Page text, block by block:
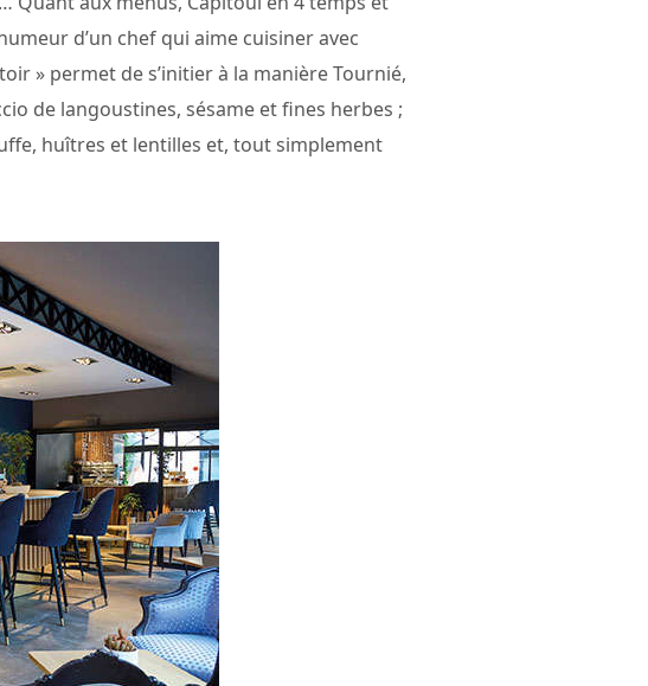
d’un chef qui aime cuisiner avec
» permet de s’initier à la manière Tournié,
de langoustines, sésame et fines herbes ;
huîtres et lentilles et, tout simplement